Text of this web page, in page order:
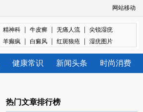
网站移动
精神科 | 牛皮癣 | 无痛人流 |
尖锐湿疣
羊癫疯 | 白癜风 | 红斑狼疮 | 湿疣图片
健康常识 新闻头条 时尚消费
热门文章排行榜